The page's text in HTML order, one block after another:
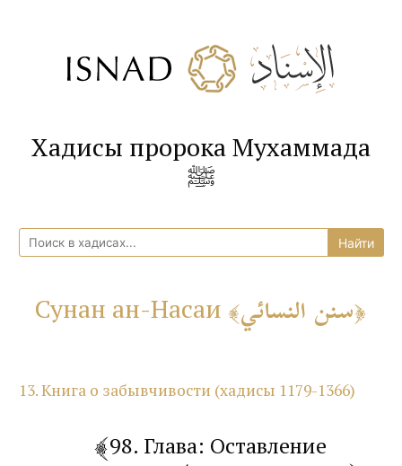
Хадисы пророка Мухаммада
ﷺ
Сунан ан-Насаи سنن النسائي
13. Книга о забывчивости (хадисы 1179-1366)
98. Глава: Оставление